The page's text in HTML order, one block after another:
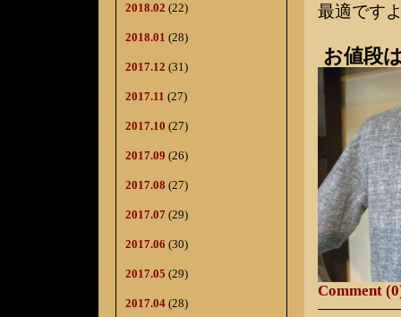
2018.02 (22)
2018.01 (28)
2017.12 (31)
2017.11 (27)
2017.10 (27)
2017.09 (26)
2017.08 (27)
2017.07 (29)
2017.06 (30)
2017.05 (29)
2017.04 (28)
最適です
お値段
Comment